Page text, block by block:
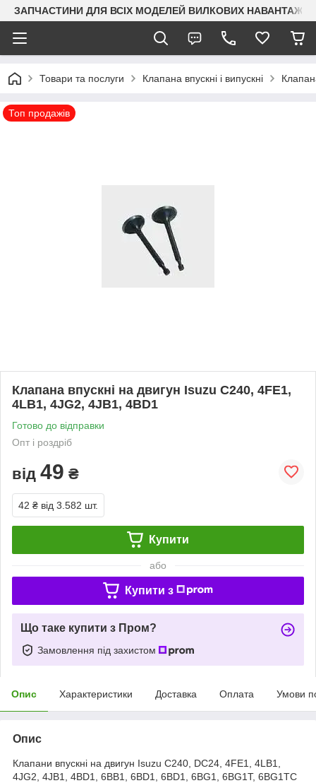
ЗАПЧАСТИНИ ДЛЯ ВСІХ МОДЕЛЕЙ ВИЛКОВИХ
Товари та послуги Клапана впускні і випускні
Топ продажів
Клапана впускні на двигун Isuzu C240, 4FE1,
4LB1, 4JG2, 4JB1, 4BD1
Готово до відправки
Опт і роздріб
від 49 ₴
42 ₴ від 3.582 шт.
Купити
або
Купити з
Що таке купити з Пром?
Замовлення під захистом
Опис Характеристики Доставка Оплата Умови
Опис
Клапани впускні на двигун Isuzu C240, DC24, 4FE1, 4LB1,
4JG2, 4JB1, 4BD1, 6BB1, 6BD1, 6BD1, 6BG1, 6BG1T, 6BG1TC